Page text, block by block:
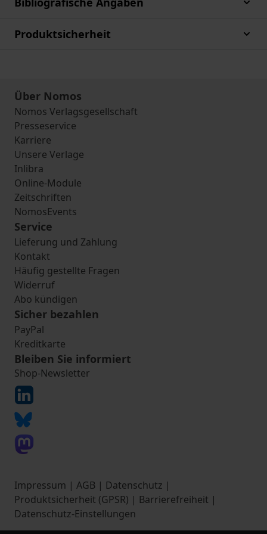
Produktsicherheit
Über Nomos
Nomos Verlagsgesellschaft
Presseservice
Karriere
Unsere Verlage
Inlibra
Online-Module
Zeitschriften
NomosEvents
Service
Lieferung und Zahlung
Kontakt
Häufig gestellte Fragen
Widerruf
Abo kündigen
Sicher bezahlen
PayPal
Kreditkarte
Bleiben Sie informiert
Shop-Newsletter
Impressum | AGB | Datenschutz |
Produktsicherheit (GPSR) | Barrierefreiheit |
Datenschutz-Einstellungen